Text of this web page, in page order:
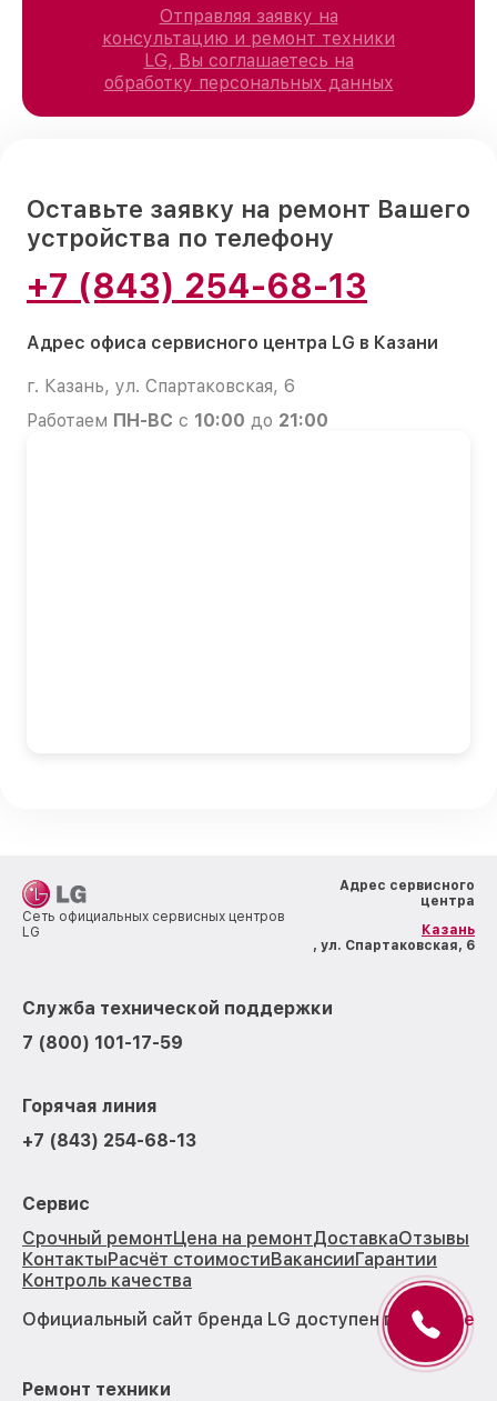
Отправляя заявку на
консультацию и ремонт техники
LG, Вы соглашаетесь на
обработку персональных данных
Оставьте заявку на ремонт Вашего
устройства по телефону
+7 (843) 254-68-13
Адрес офиса сервисного центра LG в Казани
г. Казань, ул. Спартаковская, 6
Работаем ПН-ВС с 10:00 до 21:00
Сеть официальных сервисных центров
LG
Адрес сервисного
центра
Казань
, ул. Спартаковская, 6
Служба технической поддержки
7 (800) 101-17-59
Горячая линия
+7 (843) 254-68-13
Сервис
Срочный ремонтЦена на ремонтДоставкаОтзывы
КонтактыРасчёт стоимостиВакансииГарантии
Контроль качества
Официальный сайт бренда LG доступен по
ссылке
Ремонт техники